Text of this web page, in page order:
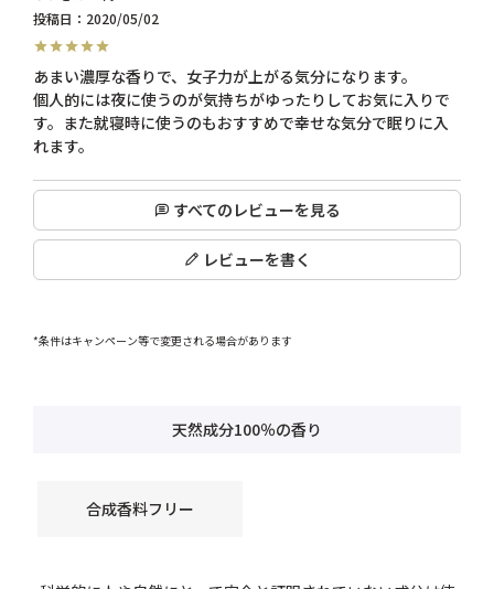
投稿日
2020/05/02
あまい濃厚な香りで、女子力が上がる気分になります。
個人的には夜に使うのが気持ちがゆったりしてお気に入りで
す。また就寝時に使うのもおすすめで幸せな気分で眠りに入
れます。
すべてのレビューを見る
レビューを書く
*条件はキャンペーン等で変更される場合があります
天然成分100％の香り
合成香料フリー